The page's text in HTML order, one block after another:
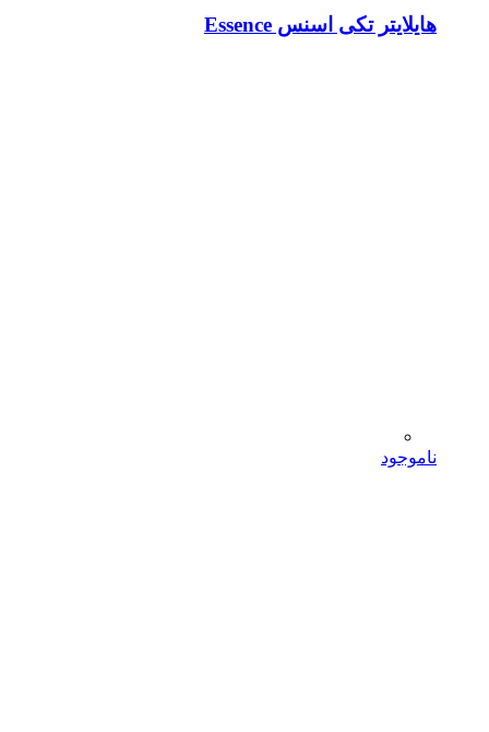
هایلایتر تکی اسنس Essence
ناموجود